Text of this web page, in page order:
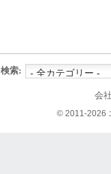
検索:
会
© 2011-2026